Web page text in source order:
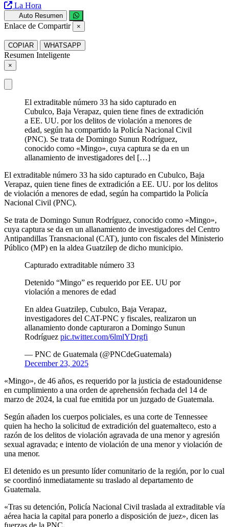
La Hora
Auto Resumen
Enlace de Compartir ×
COPIAR WHATSAPP
Resumen Inteligente
×
El extraditable número 33 ha sido capturado en
Cubulco, Baja Verapaz, quien tiene fines de extradición
a EE. UU. por los delitos de violación a menores de
edad, según ha compartido la Policía Nacional Civil
(PNC). Se trata de Domingo Sunun Rodríguez,
conocido como «Mingo», cuya captura se da en un
allanamiento de investigadores del […]
El extraditable número 33 ha sido capturado en Cubulco, Baja
Verapaz, quien tiene fines de extradición a EE. UU. por los delitos
de violación a menores de edad, según ha compartido la Policía
Nacional Civil (PNC).
Se trata de Domingo Sunun Rodríguez, conocido como «Mingo»,
cuya captura se da en un allanamiento de investigadores del Centro
Antipandillas Transnacional (CAT), junto con fiscales del Ministerio
Público (MP) en la aldea Guatzilep de dicho municipio.
Capturado extraditable número 33
Detenido “Mingo” es requerido por EE. UU por
violación a menores de edad
En aldea Guatzilep, Cubulco, Baja Verapaz,
investigadores del CAT-PNC y fiscales, realizaron un
allanamiento donde capturaron a Domingo Sunun
Rodríguez pic.twitter.com/6lmlYDrgfi
— PNC de Guatemala (@PNCdeGuatemala)
December 23, 2025
«Mingo», de 46 años, es requerido por la justicia de estadounidense
en cumplimiento a una orden de aprehensión fechada del 14 de
marzo de 2024, la cual fue emitida por un juzgado de Guatemala.
Según añaden los cuerpos policiales, es una corte de Tennessee
quien ha hecho la solicitud de extradición del guatemalteco, esto a
razón de los delitos de violación agravada de una menor y agresión
sexual agravada; e intento de violación de una menor y violación de
una menor.
El detenido es un presunto líder comunitario de la región, por lo cual
se coordinó inmediatamente su traslado al departamento de
Guatemala.
«Tras su detención, Policía Nacional Civil traslada al extraditable vía
aérea hacia la capital para ponerlo a disposición de juez», dicen las
fuerzas de la PNC.